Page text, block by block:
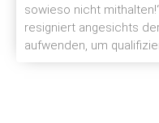
sowieso nicht
resigniert angesichts
aufwenden, um